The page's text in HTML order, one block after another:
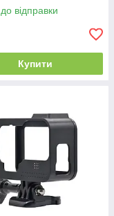
відправки
Купити